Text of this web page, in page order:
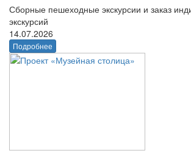
Сборные пешеходные экскурсии и заказ
экскурсий
14.07.2026
Подробнее